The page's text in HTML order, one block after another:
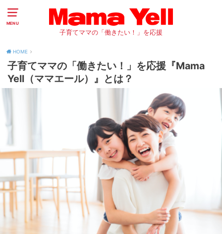
MENU
子育てママの「働きたい！」を応援
HOME
子育てママの「働きたい！」を応援『Mama
Yell（ママエール）』とは？